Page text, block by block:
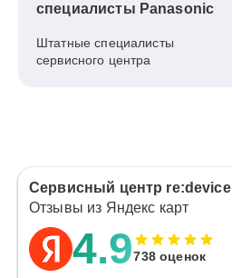
специалисты Panasonic
Штатные специалисты
сервисного центра
Сервисный центр re:device
Отзывы из Яндекс карт
4.9738 оценок